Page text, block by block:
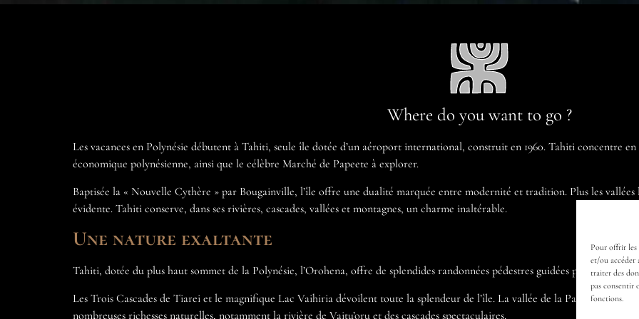
Pour offrir les
et/ou accéder
traiter des
pas consentir
fonctions.
Where do you want to go ?
Les vacances en Polynésie débutent à Tahiti, seule île dotée d’un aéroport international, construit en 1960. Tahiti concentre
économique polynésienne, ainsi que le célèbre Marché de Papeete à explorer.
Baptisée la « Nouvelle Cythère » par Bougainville, l’île offre une dualité marquée entre modernité et tradition. Plus les
évidente. Tahiti conserve, dans ses rivières, cascades, vallées et montagnes, un charme inaltérable.
Une nature exaltante
Tahiti, dotée du plus haut sommet de la Polynésie, l’Orohena, offre de splendides randonnées pédestres guidées par des
Les Trois Cascades de Tiarei et le magnifique Lac Vaihiria dévoilent toute la splendeur de l’île. La vallée de la Papeno’o, la
nombreuses richesses naturelles, notamment la rivière de Vaitu’oru et des cascades spectaculaires.